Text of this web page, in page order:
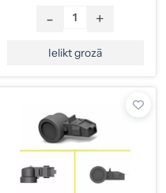
- +
Ielikt grozā